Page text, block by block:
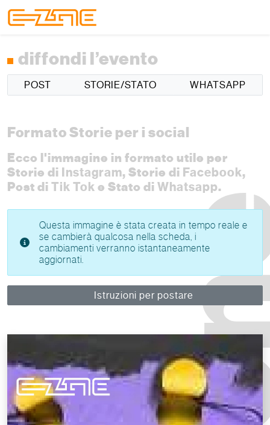
diffondi l’evento
POST STORIE/STATO WHATSAPP
Formato Storie per i social
Ecco l'immagine in formato utile per
Storie di Instagram, Storie di Facebook,
Post di Tik Tok e Stato di Whatsapp.
Questa immagine è stata creata in tempo reale e
se cambierà qualcosa nella scheda, i
cambiamenti verranno istantaneamente
aggiornati.
Istruzioni per postare